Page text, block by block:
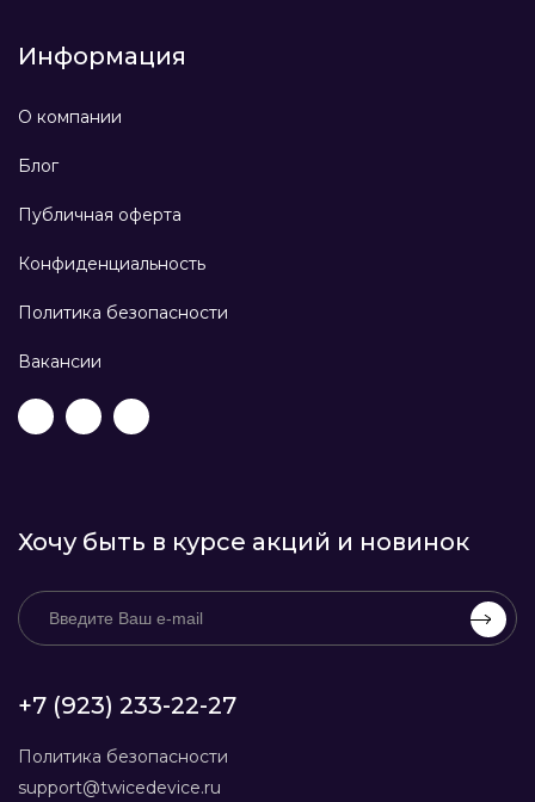
Информация
О компании
Блог
Публичная оферта
Конфиденциальность
Политика безопасности
Вакансии
Хочу быть в курсе акций и новинок
+7 (923) 233-22-27
Политика безопасности
support@twicedevice.ru